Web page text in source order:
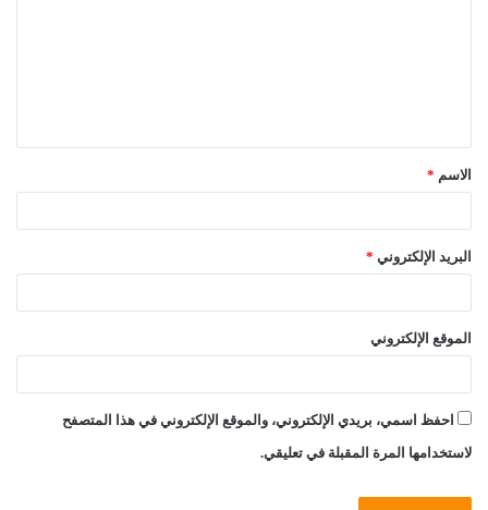
ق
*
الاسم *
البريد الإلكتروني *
الموقع الإلكتروني
احفظ اسمي، بريدي الإلكتروني، والموقع الإلكتروني في هذا المتصفح
لاستخدامها المرة المقبلة في تعليقي.